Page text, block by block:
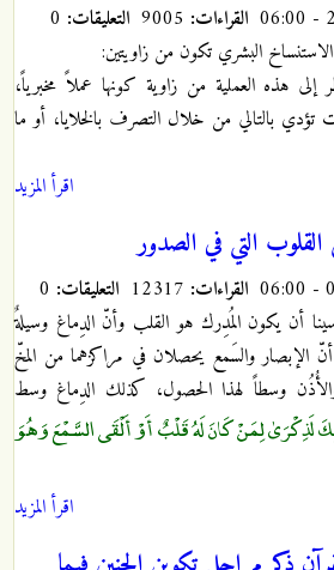
القراءات: التعليقات:
الاستنساخ البشري تكون من زاويتين:
إلى هذه العملية من زاوية كونها عملاً مخبرياً،
تؤدي بالتالي من خلال التصرف بالخلايا، أو ما
اقرأ المزيد
التي في الصدور
القراءات: التعليقات:
أن يكون المُدِرك هو القلب وأنّ الدِماغ وسيلةٌ
أنّ الإبصار والسَمع يحصلان في مراكزهما من المخّ
وسطاً لهذا الحصول، كذلك الدِماغ وسط
لَذِكْرَىٰ لِمَنْ كَانَ لَهُ قَلْبٌ أَوْ أَلْقَى السَّمْعَ وَهُوَ
اقرأ المزيد